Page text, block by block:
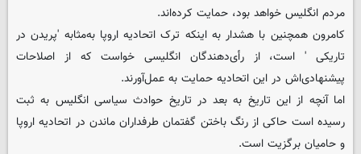
مردم انگلیس خواهد بود، حمایت کرده‌اند.
کامرون همچنین با هشدار به اینکه ترک اتحادیه اروپا به‌مثابه 'پریدن در
تاریکی ' است، از رأی‌دهندگان انگلیسی خواست که از اصلاحات
پیشنهادی‌اش در این اتحادیه حمایت به عمل‌آورند.
اما آنچه از این تاریخ به بعد در تاریخ حوادث سیاسی انگلیس به ثبت
رسیده است حاکی از رنگ باختن گفتمان طرفداران ماندن در اتحادیه اروپا
و حامیان برگزیت است.